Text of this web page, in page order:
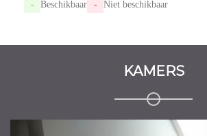
- Beschikbaar - Niet beschikbaar
KAMERS